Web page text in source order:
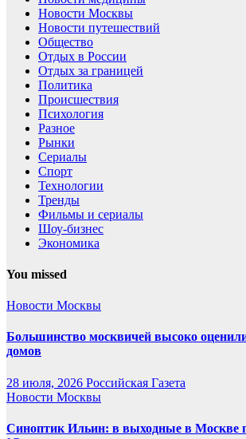
Новости Москвы
Новости путешествий
Общество
Отдых в России
Отдых за границей
Политика
Происшествия
Психология
Разное
Рынки
Сериалы
Спорт
Технологии
Тренды
Фильмы и сериалы
Шоу-бизнес
Экономика
You missed
Новости Москвы
Большинство москвичей высоко
домов
28 июля, 2026 Российская Газета
Новости Москвы
Синоптик Ильин: в выходные в Москве